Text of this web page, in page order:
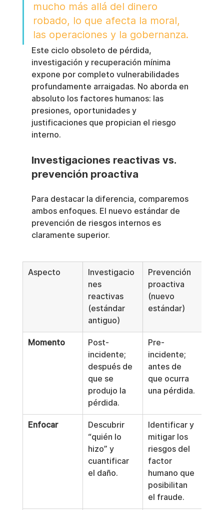
mucho más allá del dinero
robado, lo que afecta la moral,
las operaciones y la gobernanza.
Este ciclo obsoleto de pérdida,
investigación y recuperación mínima
expone por completo vulnerabilidades
profundamente arraigadas. No aborda en
absoluto los factores humanos: las
presiones, oportunidades y
justificaciones que propician el riesgo
interno.
Investigaciones reactivas vs.
prevención proactiva
Para destacar la diferencia, comparemos
ambos enfoques. El nuevo estándar de
prevención de riesgos internos es
claramente superior.
Aspecto
Investigacio
nes
reactivas
(estándar
antiguo)
Prevención
proactiva
(nuevo
estándar)
Momento
Post-
incidente;
después de
que se
produjo la
pérdida.
Pre-
incidente;
antes de
que ocurra
una pérdida.
Enfocar
Descubrir
“quién lo
hizo” y
cuantificar
el daño.
Identificar y
mitigar los
riesgos del
factor
humano que
posibilitan
el fraude.